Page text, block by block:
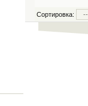
Сортировка: